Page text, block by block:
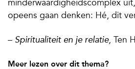
minderwaardigheidscomplex
opeens gaan denken: Hé, dit
– Spiritualiteit en je relatie, Ten
Meer lezen over dit thema?